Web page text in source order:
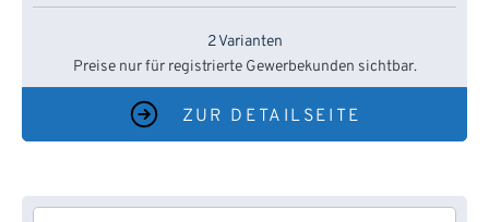
2 Varianten
Preise nur für registrierte Gewerbekunden sichtbar.
ZUR DETAILSEITE